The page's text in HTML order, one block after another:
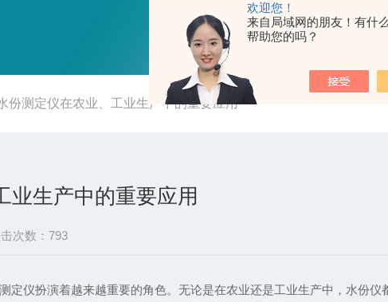
欢迎您！
来自局域网的朋友！有什
帮助您的吗？
份测定仪在农业、工业生产中的重要应用
业生产中的重要应用
次数：793
扮演着越来越重要的角色。无论是在农业还是工业生产中，水份仪